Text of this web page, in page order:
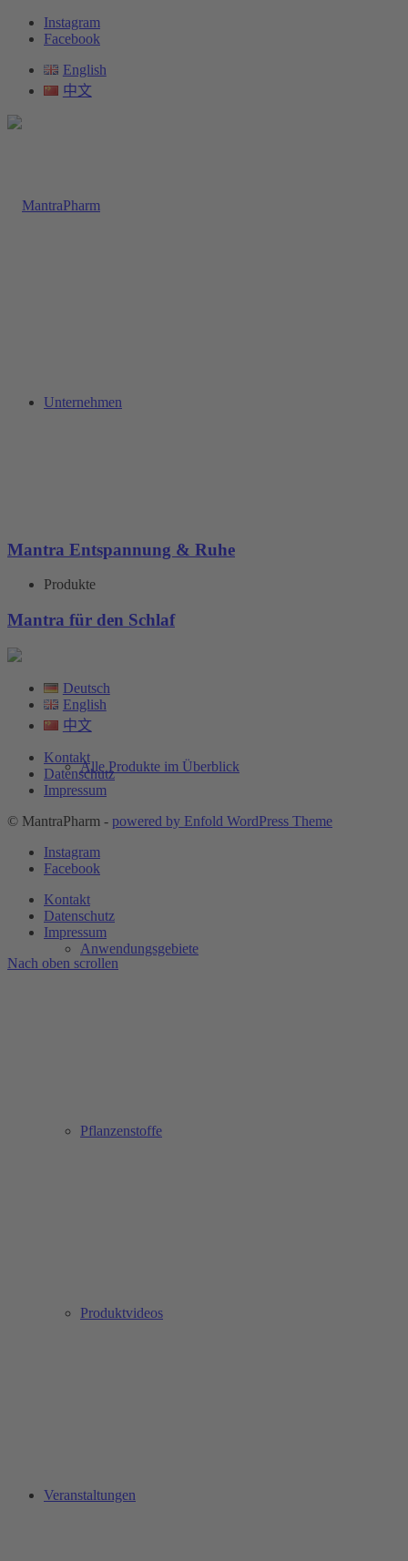
Instagram
Facebook
English
中文
Unternehmen
Produkte
Alle Produkte im Überblick
Anwendungsgebiete
Pflanzenstoffe
Produktvideos
Veranstaltungen
Mantra Entspannung & Ruhe
Mantra für den Schlaf
Deutsch
English
中文
Kontakt
Datenschutz
Impressum
© MantraPharm - powered by Enfold WordPress Theme
Instagram
Facebook
Kontakt
Datenschutz
Impressum
Nach oben scrollen